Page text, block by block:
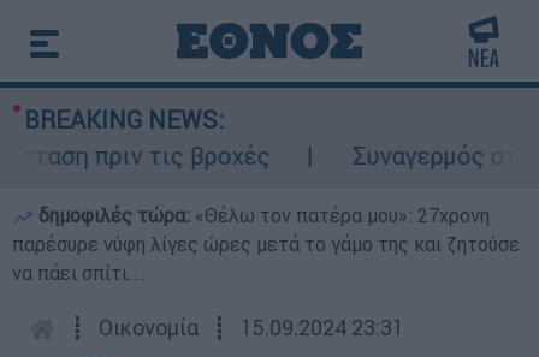
BREAKING NEWS:
πριν τις βροχές
Συναγερμός στον
δημοφιλές τώρα: «Θέλω τον πατέρα μου»: 27χρονη
παρέσυρε νύφη λίγες ώρες μετά το γάμο της και ζητούσε
να πάει σπίτι...
┋ Οικονομία ┋ 15.09.2024 23:31